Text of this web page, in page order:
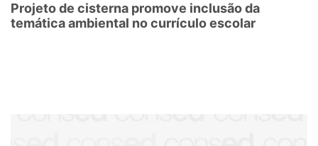
Projeto de cisterna promove inclusão da
temática ambiental no currículo escolar